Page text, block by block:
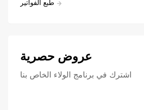
طبع الفواتير
عروض حصرية
اشترك في برنامج الولاء الخاص بنا